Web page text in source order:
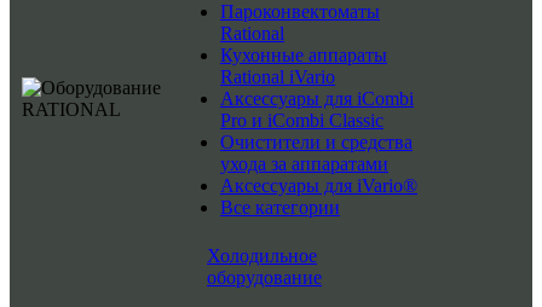
Пароконвектоматы
Rational
Кухонные аппараты
Rational iVario
Аксессуары для iCombi
Pro и iCombi Classic
Очистители и средства
ухода за аппаратами
Аксессуары для iVario®
Все категории
Холодильное
оборудование